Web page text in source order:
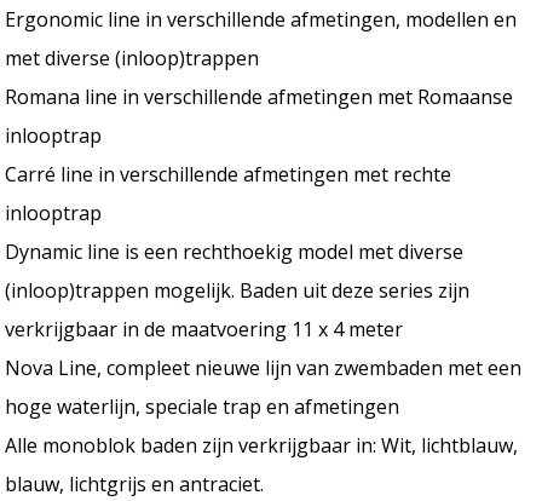
Ergonomic line in verschillende afmetingen, modellen en
met diverse (inloop)trappen
Romana line in verschillende afmetingen met Romaanse
inlooptrap
Carré line in verschillende afmetingen met rechte
inlooptrap
Dynamic line is een rechthoekig model met diverse
(inloop)trappen mogelijk. Baden uit deze series zijn
verkrijgbaar in de maatvoering 11 x 4 meter
Nova Line, compleet nieuwe lijn van zwembaden met een
hoge waterlijn, speciale trap en afmetingen
Alle monoblok baden zijn verkrijgbaar in: Wit, lichtblauw,
blauw, lichtgrijs en antraciet.